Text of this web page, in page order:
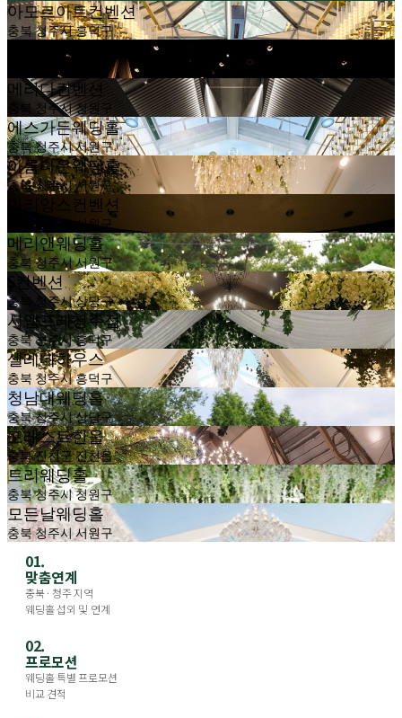
아모르아트컨벤션
충북 청주시 흥덕구
더빈컨벤션
충북 청주시 흥덕구
메리다컨벤션
충북 청주시 청원구
에스가든웨딩홀
충북 청주시 서원구
아름다운웨딩홀
충북 청주시 서원구
마리앙스컨벤션
충북 청주시 서원구
메리앤웨딩홀
충북 청주시 서원구
S컨벤션
충북 청주시 상당구
시엠프레청주점
충북 청주시 흥덕구
셀레네하우스
충북 청주시 흥덕구
청남대웨딩홀
충북 청주시 상당구
포레스트한울
충북 진천군 진천읍
트리웨딩홀
충북 청주시 청원구
모든날웨딩홀
충북 청주시 서원구
01.
맞춤연계
충북 · 청주 지역
웨딩홀 섭외 및 연계
02.
프로모션
웨딩홀 특별 프로모션
비교 견적